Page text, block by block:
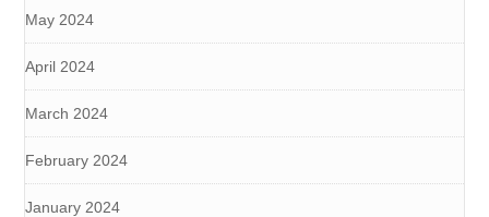
May 2024
April 2024
March 2024
February 2024
January 2024